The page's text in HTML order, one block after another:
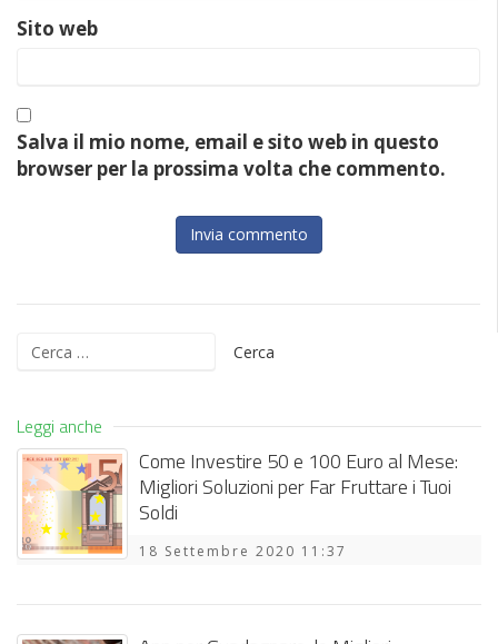
Sito web
Salva il mio nome, email e sito web in questo
browser per la prossima volta che commento.
Ricerca
Leggi anche
Come Investire 50 e 100 Euro al Mese:
Migliori Soluzioni per Far Fruttare i Tuoi
Soldi
18 Settembre 2020 11:37